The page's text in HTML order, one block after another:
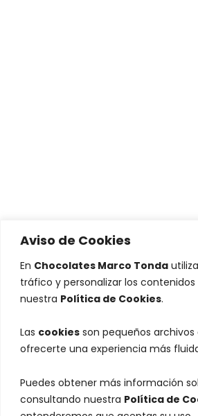
Aviso de Cookies
En Chocolates Marco Tonda
tráfico y personalizar los
nuestra Política de Cookies.
Las cookies son pequeños
ofrecerte una experiencia más
Puedes obtener más información
consultando nuestra Política de